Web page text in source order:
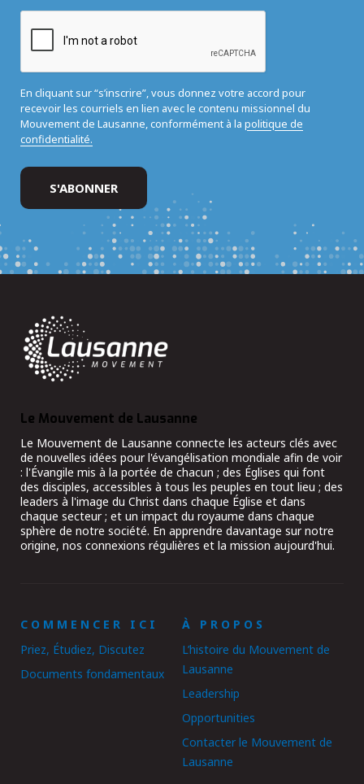
En cliquant sur “s’inscrire”, vous donnez votre accord pour
recevoir les courriels en lien avec le contenu missionnel du
Mouvement de Lausanne, conformément à la politique de
confidentialité.
Le Mouvement de Lausanne
Le Mouvement de Lausanne connecte les acteurs clés avec
de nouvelles idées pour l'évangélisation mondiale afin de voir
: l'Évangile mis à la portée de chacun ; des Églises qui font
des disciples, accessibles à tous les peuples en tout lieu ; des
leaders à l'image du Christ dans chaque Église et dans
chaque secteur ; et un impact du royaume dans chaque
sphère de notre société. En apprendre davantage sur notre
origine, nos connexions régulières et la mission aujourd'hui.
COMMENCER ICI
Priez, Étudiez, Discutez
Documents fondamentaux
À PROPOS
L’histoire du Mouvement de
Lausanne
Leadership
Opportunities
Contacter le Mouvement de
Lausanne